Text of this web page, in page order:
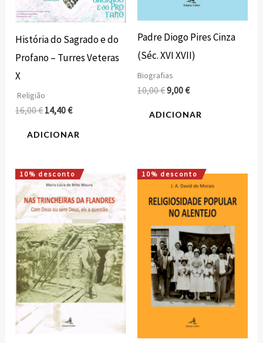
História do Sagrado e do
Profano – Turres Veteras
X
Religião
16,00€ 14,40€
ADICIONAR
Padre Diogo Pires Cinza
(Séc. XVI XVII)
Biografias
10,00€9,00€
ADICIONAR
10% desconto
O
preço
original
era:
10,00 €.
O
preço
atual
é:
9,00 €.
10% desconto
O
preço
original
era:
20,00 €.
O
preço
atual
é:
18,00 €.